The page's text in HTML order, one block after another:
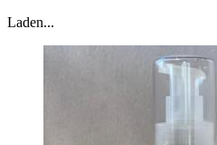
Laden...